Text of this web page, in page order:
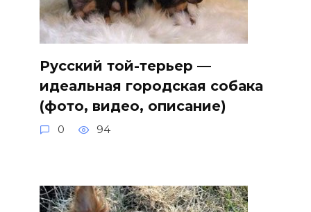
Русский той-терьер —
идеальная городская собака
(фото, видео, описание)
0 94